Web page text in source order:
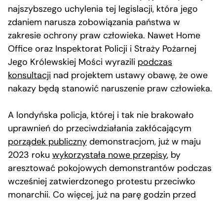
najszybszego uchylenia tej legislacji, która jego
zdaniem narusza zobowiązania państwa w
zakresie ochrony praw człowieka. Nawet Home
Office oraz Inspektorat Policji i Straży Pożarnej
Jego Królewskiej Mości wyrazili podczas
konsultacji nad projektem ustawy obawę, że owe
nakazy będą stanowić naruszenie praw człowieka.
A londyńska policja, której i tak nie brakowało
uprawnień do przeciwdziałania zakłócającym
porządek publiczny demonstracjom, już w maju
2023 roku wykorzystała nowe przepisy, by
aresztować pokojowych demonstrantów podczas
wcześniej zatwierdzonego protestu przeciwko
monarchii. Co więcej, już na parę godzin przed